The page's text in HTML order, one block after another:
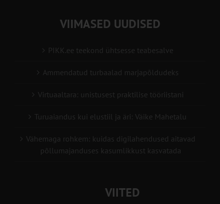
VIIMASED UUDISED
PIKK.ee teekond ühtsesse teabesalve
Ammendatud turbaalad marjapõldudeks
Virtuaaltara: unistusest praktilise tööriistani
Turuaiandus kui elustiil ja äri: Väike Mahetalu
Vähemaga rohkem: kuidas digilahendused aitavad
põllumajanduses kasumlikkust kasvatada
VIITED